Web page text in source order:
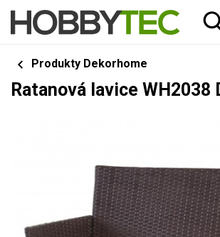
Produkty Dekorhome
Ratanová lavice WH2038